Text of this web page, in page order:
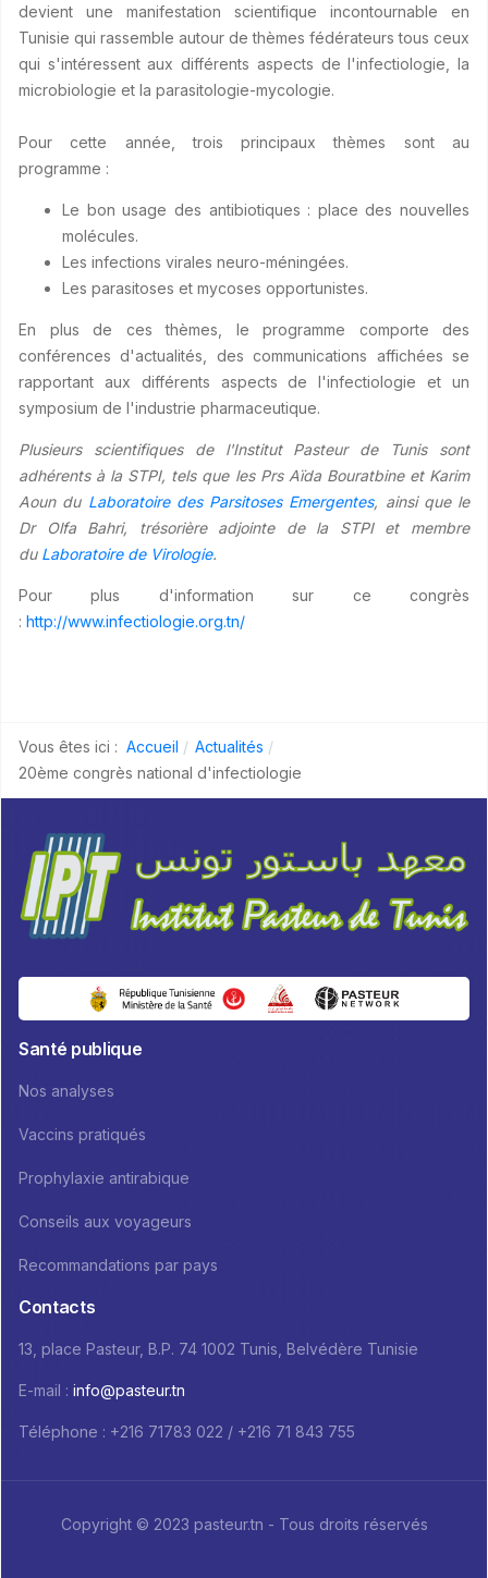
devient une manifestation scientifique incontournable en
Tunisie qui rassemble autour de thèmes fédérateurs tous ceux
qui s'intéressent aux différents aspects de l'infectiologie, la
microbiologie et la parasitologie-mycologie.
Pour cette année, trois principaux thèmes sont au
programme :
Le bon usage des antibiotiques : place des nouvelles
molécules.
Les infections virales neuro-méningées.
Les parasitoses et mycoses opportunistes.
En plus de ces thèmes, le programme comporte des
conférences d'actualités, des communications affichées se
rapportant aux différents aspects de l'infectiologie et un
symposium de l'industrie pharmaceutique.
Plusieurs scientifiques de l'Institut Pasteur de Tunis sont
adhérents à la STPI, tels que les Prs Aïda Bouratbine et Karim
Aoun du Laboratoire des Parsitoses Emergentes, ainsi que le
Dr Olfa Bahri, trésorière adjointe de la STPI et membre
du Laboratoire de Virologie.
Pour plus d'information sur ce congrès
: http://www.infectiologie.org.tn/
Vous êtes ici : Accueil
Actualités
20ème congrès national d'infectiologie
Santé publique
Nos analyses
Vaccins pratiqués
Prophylaxie antirabique
Conseils aux voyageurs
Recommandations par pays
Contacts
13, place Pasteur, B.P. 74 1002 Tunis, Belvédère Tunisie
E-mail : info@pasteur.tn
Téléphone : +216 71783 022 / +216 71 843 755
Copyright © 2023 pasteur.tn - Tous droits réservés